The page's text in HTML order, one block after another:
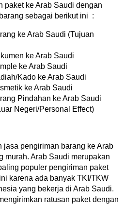
paket ke Arab Saudi dengan
sebagai berikut ini :
ke Arab Saudi (Tujuan
ke Arab Saudi
ke Arab Saudi
Kado ke Arab Saudi
ke Arab Saudi
Pindahan ke Arab Saudi
Negeri/Personal Effect)
jasa pengiriman barang ke Arab
murah. Arab Saudi merupakan
populer pengiriman paket
karena ada banyak TKI/TKW
yang bekerja di Arab Saudi.
ratusan paket dengan